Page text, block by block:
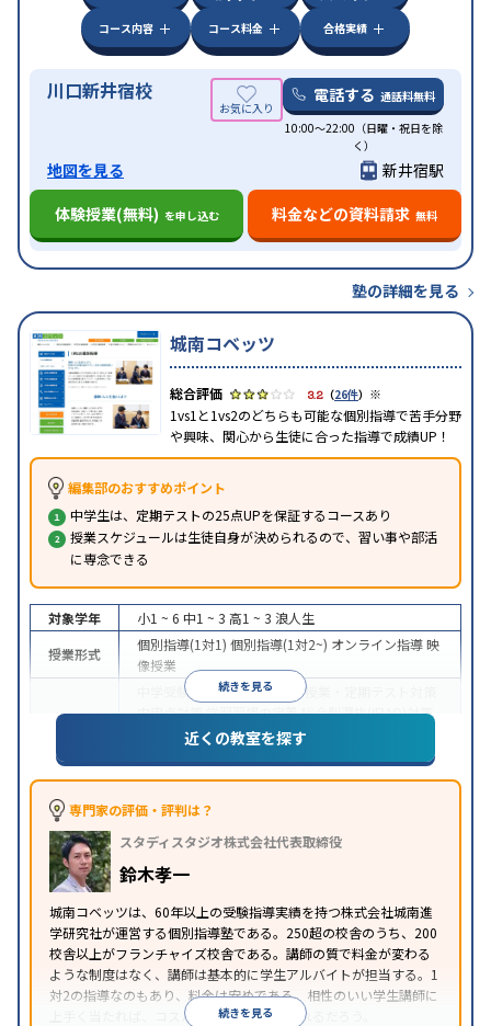
コース内容
コース料金 合格実績
川口新井宿校 電話する 通話料無料
10:00～22:00（日曜・祝日を除
く）
地図を見る
新井宿駅
体験授業(無料) を申し込む 料金などの資料請求 無料
塾の詳細を見る
城南コベッツ
3.2 （26件） ※
1vs1と1vs2のどちらも可能な個別指導で苦手分野
や興味、関心から生徒に合った指導で成績UP！
編集部のおすすめポイント
中学生は、定期テストの25点UPを保証するコースあり
授業スケジュールは生徒自身が決められるので、習い事や部活
に専念できる
続きを見る
対象学年 小1 ~ 6 中1 ~ 3 高1 ~ 3 浪人生
授業形式
個別指導(1対1) 個別指導(1対2~) オンライン指導映
像授業
中学受験 高校受験大学受験
授業・定期テスト対策
内申点対策学習習慣の定着総合型選抜(旧AO)対策
推薦入試対策 学校別特化対策
特徴
中高一貫校生に対応
可能 不登校生に対応
講可能季節講習のみの受講可
※2023年3月調査。小学校高学年の個別指導塾アンケート調査方法
近くの教室を探す
専門家の評価・評判は？
スタディスタジオ株式会社代表取締役
鈴木孝一
城南コベッツは、60年以上の受験指導実績を持つ株式会社城南進
学研究社が運営する個別指導塾である。250超の校舎のうち、200
校舎以上がフランチャイズ校舎である。講師の質で料金が変わる
ような制度はなく、講師は基本的に学生アルバイトが担当する。1
対2の指導なのもあり、料金は安めである。相性のいい学生講師に
上手く当たれば、コスパよく成績を上げられるだろう。
続きを見る